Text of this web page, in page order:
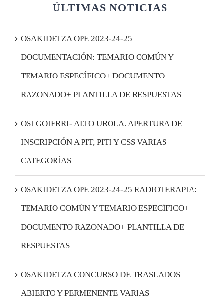
Afiliación
ÚLTIMAS NOTICIAS
OSAKIDETZA OPE 2023-24-25
DOCUMENTACIÓN: TEMARIO COMÚN Y
TEMARIO ESPECÍFICO+ DOCUMENTO
RAZONADO+ PLANTILLA DE RESPUESTAS
OSI GOIERRI- ALTO UROLA. APERTURA DE
INSCRIPCIÓN A PIT, PITI Y CSS VARIAS
CATEGORÍAS
OSAKIDETZA OPE 2023-24-25 RADIOTERAPIA:
TEMARIO COMÚN Y TEMARIO ESPECÍFICO+
DOCUMENTO RAZONADO+ PLANTILLA DE
RESPUESTAS
OSAKIDETZA CONCURSO DE TRASLADOS
ABIERTO Y PERMENENTE VARIAS